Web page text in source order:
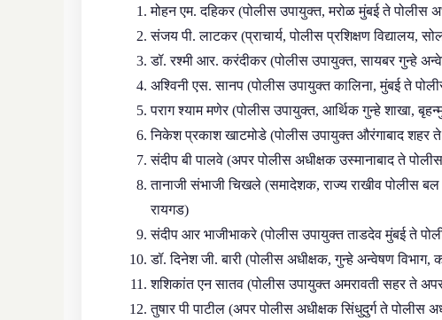
मोहन एम. दहिकर (पोलीस उपायुक्त, मरोळ मुंबई ते पोलीस
संजय पी. लाटकर (प्राचार्य, पोलीस प्रशिक्षण विद्यालय,
डॉ. रश्मी आर. करंदीकर (पोलीस उपायुक्त, सायबर गुन्हे
अश्विनी एस. सानप (पोलीस उपायुक्त कालिना, मुंबई ते
पराग श्याम मणेर (पोलीस उपायुक्त, आर्थिक गुन्हे शाखा,
निकेश प्रकाश खाटमोडे (पोलीस उपायुक्त औरंगाबाद शहर
संदीप बी पालवे (अपर पोलीस अधीक्षक उस्मानाबाद ते
तानाजी संभाजी चिखले (समादेशक, राज्य राखीव पोलीस
रायगड)
संदीप आर भाजीभाकरे (पोलीस उपायुक्त ताडदेव मुंबई ते
डॉ. दिनेश जी. बारी (पोलीस अधीक्षक, गुन्हे अन्वेषण विभाग,
शशिकांत एन सातव (पोलीस उपायुक्त अमरावती सहर ते
तुषार पी पाटील (अपर पोलीस अधीक्षक सिंधुदुर्ग ते पोलीस